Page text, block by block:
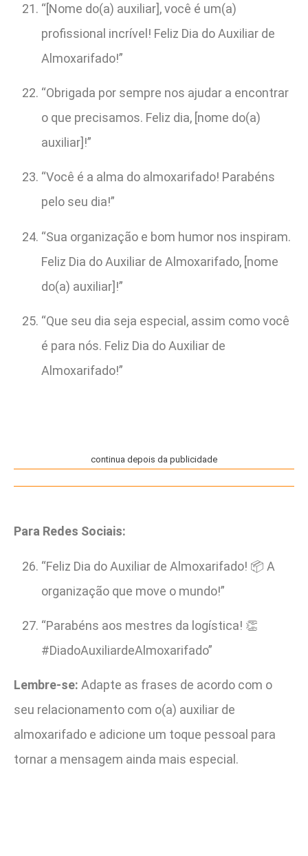
“[Nome do(a) auxiliar], você é um(a)
profissional incrível! Feliz Dia do Auxiliar de
Almoxarifado!”
“Obrigada por sempre nos ajudar a encontrar
o que precisamos. Feliz dia, [nome do(a)
auxiliar]!”
“Você é a alma do almoxarifado! Parabéns
pelo seu dia!”
“Sua organização e bom humor nos inspiram.
Feliz Dia do Auxiliar de Almoxarifado, [nome
do(a) auxiliar]!”
“Que seu dia seja especial, assim como você
é para nós. Feliz Dia do Auxiliar de
Almoxarifado!”
continua depois da publicidade
Para Redes Sociais:
“Feliz Dia do Auxiliar de Almoxarifado! 📦 A
organização que move o mundo!”
“Parabéns aos mestres da logística! 👏
#DiadoAuxiliardeAlmoxarifado”
Lembre-se: Adapte as frases de acordo com o
seu relacionamento com o(a) auxiliar de
almoxarifado e adicione um toque pessoal para
tornar a mensagem ainda mais especial.